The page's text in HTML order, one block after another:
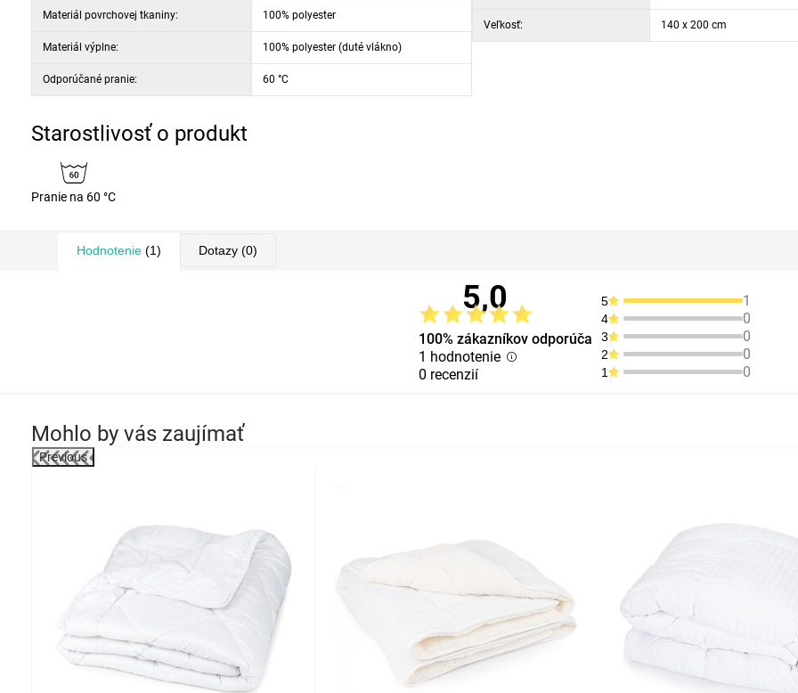
Materiál povrchovej tkaniny: 100% polyester
Materiál výplne: 100% polyester (duté vlákno)
Odporúčané pranie: 60 °C
Veľkosť: 140 x 200 cm
Starostlivosť o produkt
Pranie na 60 °C
Hodnotenie (1) Dotazy (0)
5,0
100% zákazníkov odporúča
1 hodnotenie
0 recenzií
5 1
4 0
3 0
2 0
1 0
Mohlo by vás zaujímať
Previous